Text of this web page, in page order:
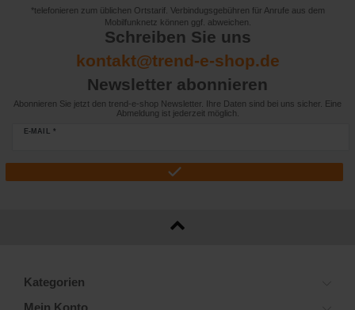
*telefonieren zum üblichen Ortstarif. Verbindugsgebühren für Anrufe aus dem
Mobilfunknetz können ggf. abweichen.
Schreiben Sie uns
kontakt@trend-e-shop.de
Newsletter abonnieren
Abonnieren Sie jetzt den trend-e-shop Newsletter. Ihre Daten sind bei uns sicher. Eine
Abmeldung ist jederzeit möglich.
E-MAIL *
Kategorien